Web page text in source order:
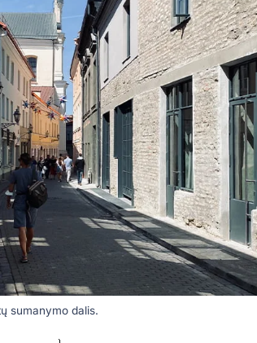
sumanymo dalis.‎‎